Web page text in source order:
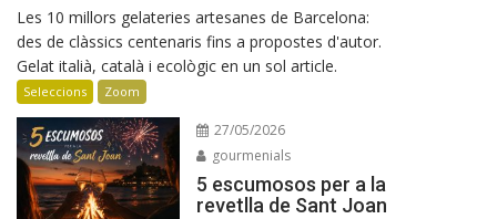
Les 10 millors gelateries artesanes de Barcelona:
des de clàssics centenaris fins a propostes d'autor.
Gelat italià, català i ecològic en un sol article.
Seleccions Zoom
27/05/2026
gourmenials
5 escumosos per a la
revetlla de Sant Joan